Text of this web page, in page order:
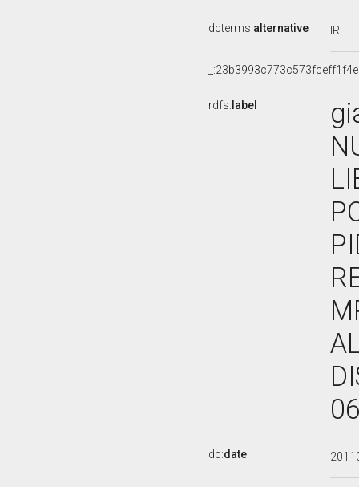
dcterms:alternative IR
rdfs: label
dc:date